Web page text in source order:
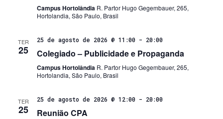
Campus Hortolândia R. Partor Hugo Gegembauer, 265,
Hortolandia, São Paulo, Brasil
TER
25
25 de agosto de 2026 @ 11:00- 20:00
Colegiado – Publicidade e Propaganda
Campus Hortolândia R. Partor Hugo Gegembauer, 265,
Hortolandia, São Paulo, Brasil
TER
25
25 de agosto de 2026 @ 12:00- 20:00
Reunião CPA